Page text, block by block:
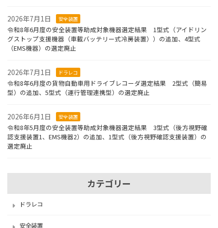
2026年7月1日 安全装置
令和8年6月度の安全装置等助成対象機器選定結果 1型式（アイドリン
グストップ支援機器（車載バッテリー式冷房装置））の追加、4型式
（EMS機器）の選定廃止
2026年7月1日 ドラレコ
令和8年6月度の貨物自動車用ドライブレコーダ選定結果 2型式（簡易
型）の追加、5型式（運行管理連携型）の選定廃止
2026年6月1日 安全装置
令和8年5月度の安全装置等助成対象機器選定結果 3型式（後方視野確
認支援装置1、EMS機器2）の追加、1型式（後方視野確認支援装置）の
選定廃止
カテゴリー
ドラレコ
安全装置